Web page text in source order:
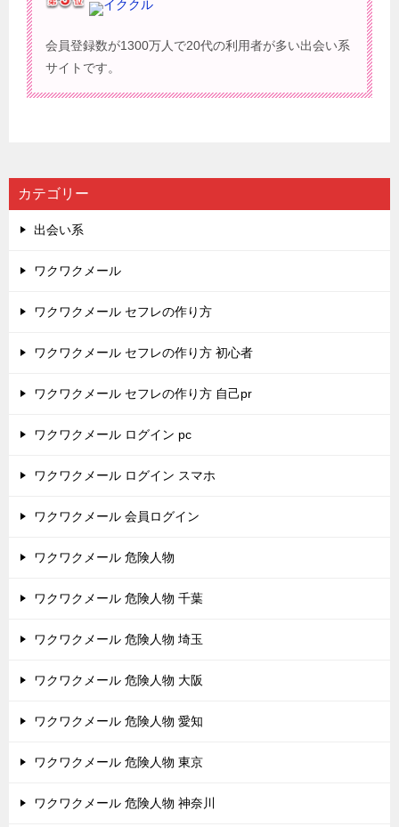
イククル
会員登録数が1300万人で20代の利用者が多い出会い系
サイトです。
カテゴリー
出会い系
ワクワクメール
ワクワクメール セフレの作り方
ワクワクメール セフレの作り方 初心者
ワクワクメール セフレの作り方 自己pr
ワクワクメール ログイン pc
ワクワクメール ログイン スマホ
ワクワクメール 会員ログイン
ワクワクメール 危険人物
ワクワクメール 危険人物 千葉
ワクワクメール 危険人物 埼玉
ワクワクメール 危険人物 大阪
ワクワクメール 危険人物 愛知
ワクワクメール 危険人物 東京
ワクワクメール 危険人物 神奈川